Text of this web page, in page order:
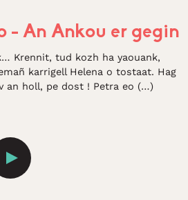
- An Ankou er gegin
Krennit, tud kozh ha yaouank,
karrigell Helena o tostaat. Hag
an holl, pe dost ! Petra eo (…)